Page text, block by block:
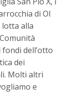
di Ol
lotta alla
fondi dell’otto
dei
Molti altri
e